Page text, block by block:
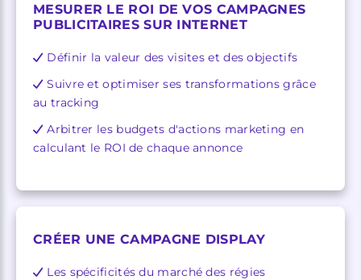
MESURER LE ROI DE VOS CAMPAGNES
PUBLICITAIRES SUR INTERNET
Définir la valeur des visites et des objectifs
Suivre et optimiser ses transformations grâce
au tracking
Arbitrer les budgets d'actions marketing en
calculant le ROI de chaque annonce
CRÉER UNE CAMPAGNE DISPLAY
Les spécificités du marché des régies